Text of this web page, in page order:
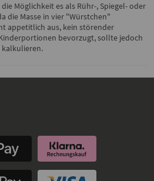
Möglichkeit es als Rühr-, Spiegel- oder
die Masse in vier "Würstchen"
appetitlich aus, kein störender
bevorzugt, sollte jedoch
kalkulieren.